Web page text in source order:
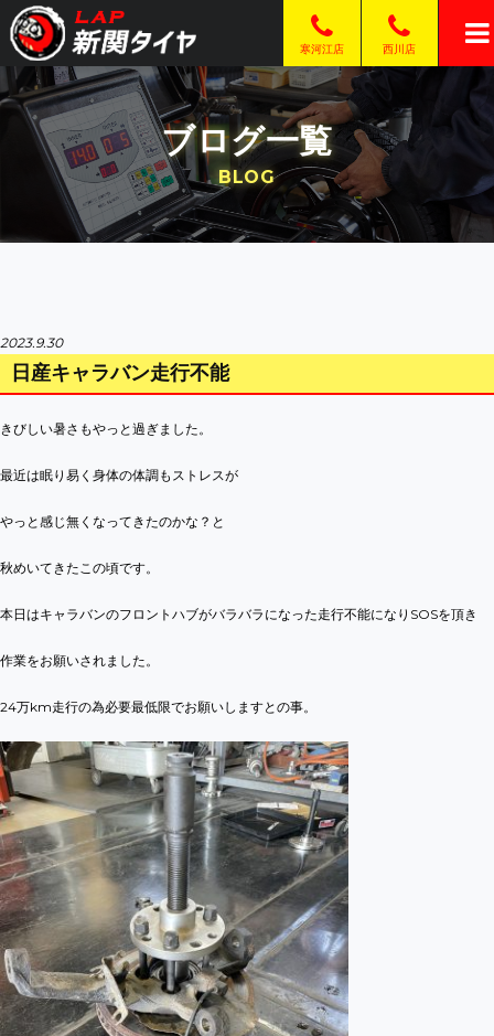
寒河江店 西川店
ブログ一覧
BLOG
2023.9.30
日産キャラバン走行不能
きびしい暑さもやっと過ぎました。
最近は眠り易く身体の体調もストレスが
やっと感じ無くなってきたのかな？と
秋めいてきたこの頃です。
本日はキャラバンのフロントハブがバラバラになった走行不能になりSOSを頂き
作業をお願いされました。
24万km走行の為必要最低限でお願いしますとの事。